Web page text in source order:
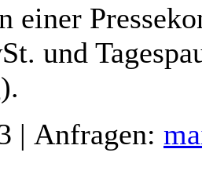
einer
und
| Anfragen: